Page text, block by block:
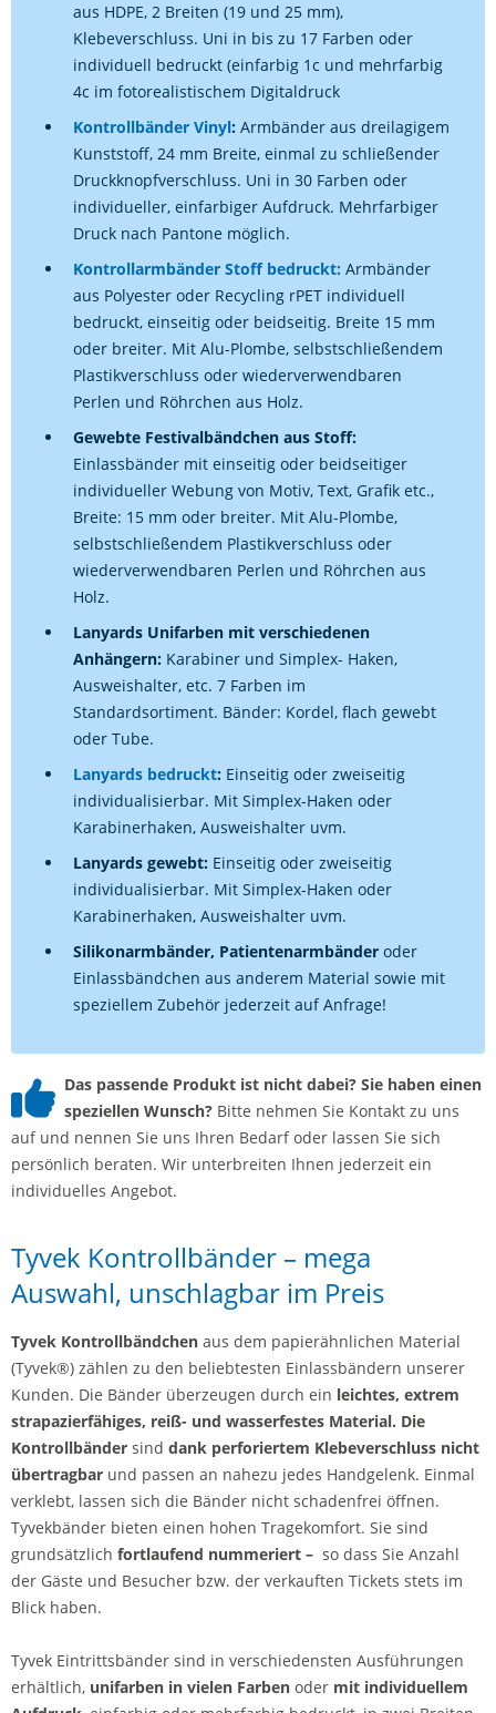
aus HDPE, 2 Breiten (19 und 25 mm),
Klebeverschluss. Uni in bis zu 17 Farben oder
individuell bedruckt (einfarbig 1c und mehrfarbig
4c im fotorealistischem Digitaldruck
Kontrollbänder Vinyl: Armbänder aus dreilagigem
Kunststoff, 24 mm Breite, einmal zu schließender
Druckknopfverschluss. Uni in 30 Farben oder
individueller, einfarbiger Aufdruck. Mehrfarbiger
Druck nach Pantone möglich.
Kontrollarmbänder Stoff bedruckt: Armbänder
aus Polyester oder Recycling rPET individuell
bedruckt, einseitig oder beidseitig. Breite 15 mm
oder breiter. Mit Alu-Plombe, selbstschließendem
Plastikverschluss oder wiederverwendbaren
Perlen und Röhrchen aus Holz.
Gewebte Festivalbändchen aus Stoff:
Einlassbänder mit einseitig oder beidseitiger
individueller Webung von Motiv, Text, Grafik etc.,
Breite: 15 mm oder breiter. Mit Alu-Plombe,
selbstschließendem Plastikverschluss oder
wiederverwendbaren Perlen und Röhrchen aus
Holz.
Lanyards Unifarben mit verschiedenen
Anhängern: Karabiner und Simplex- Haken,
Ausweishalter, etc. 7 Farben im
Standardsortiment. Bänder: Kordel, flach gewebt
oder Tube.
Lanyards bedruckt: Einseitig oder zweiseitig
individualisierbar. Mit Simplex-Haken oder
Karabinerhaken, Ausweishalter uvm.
Lanyards gewebt: Einseitig oder zweiseitig
individualisierbar. Mit Simplex-Haken oder
Karabinerhaken, Ausweishalter uvm.
Silikonarmbänder, Patientenarmbänder oder
Einlassbändchen aus anderem Material sowie mit
speziellem Zubehör jederzeit auf Anfrage!
Das passende Produkt ist nicht dabei? Sie haben einen
speziellen Wunsch? Bitte nehmen Sie Kontakt zu uns
auf und nennen Sie uns Ihren Bedarf oder lassen Sie sich
persönlich beraten. Wir unterbreiten Ihnen jederzeit ein
individuelles Angebot.
Tyvek Kontrollbänder – mega
Auswahl, unschlagbar im Preis
Tyvek Kontrollbändchen aus dem papierähnlichen Material
(Tyvek®) zählen zu den beliebtesten Einlassbändern unserer
Kunden. Die Bänder überzeugen durch ein leichtes, extrem
strapazierfähiges, reiß- und wasserfestes Material. Die
Kontrollbänder sind dank perforiertem Klebeverschluss nicht
übertragbar und passen an nahezu jedes Handgelenk. Einmal
verklebt, lassen sich die Bänder nicht schadenfrei öffnen.
Tyvekbänder bieten einen hohen Tragekomfort. Sie sind
grundsätzlich fortlaufend nummeriert – so dass Sie Anzahl
der Gäste und Besucher bzw. der verkauften Tickets stets im
Blick haben.
Tyvek Eintrittsbänder sind in verschiedensten Ausführungen
erhältlich, unifarben in vielen Farben oder mit individuellem